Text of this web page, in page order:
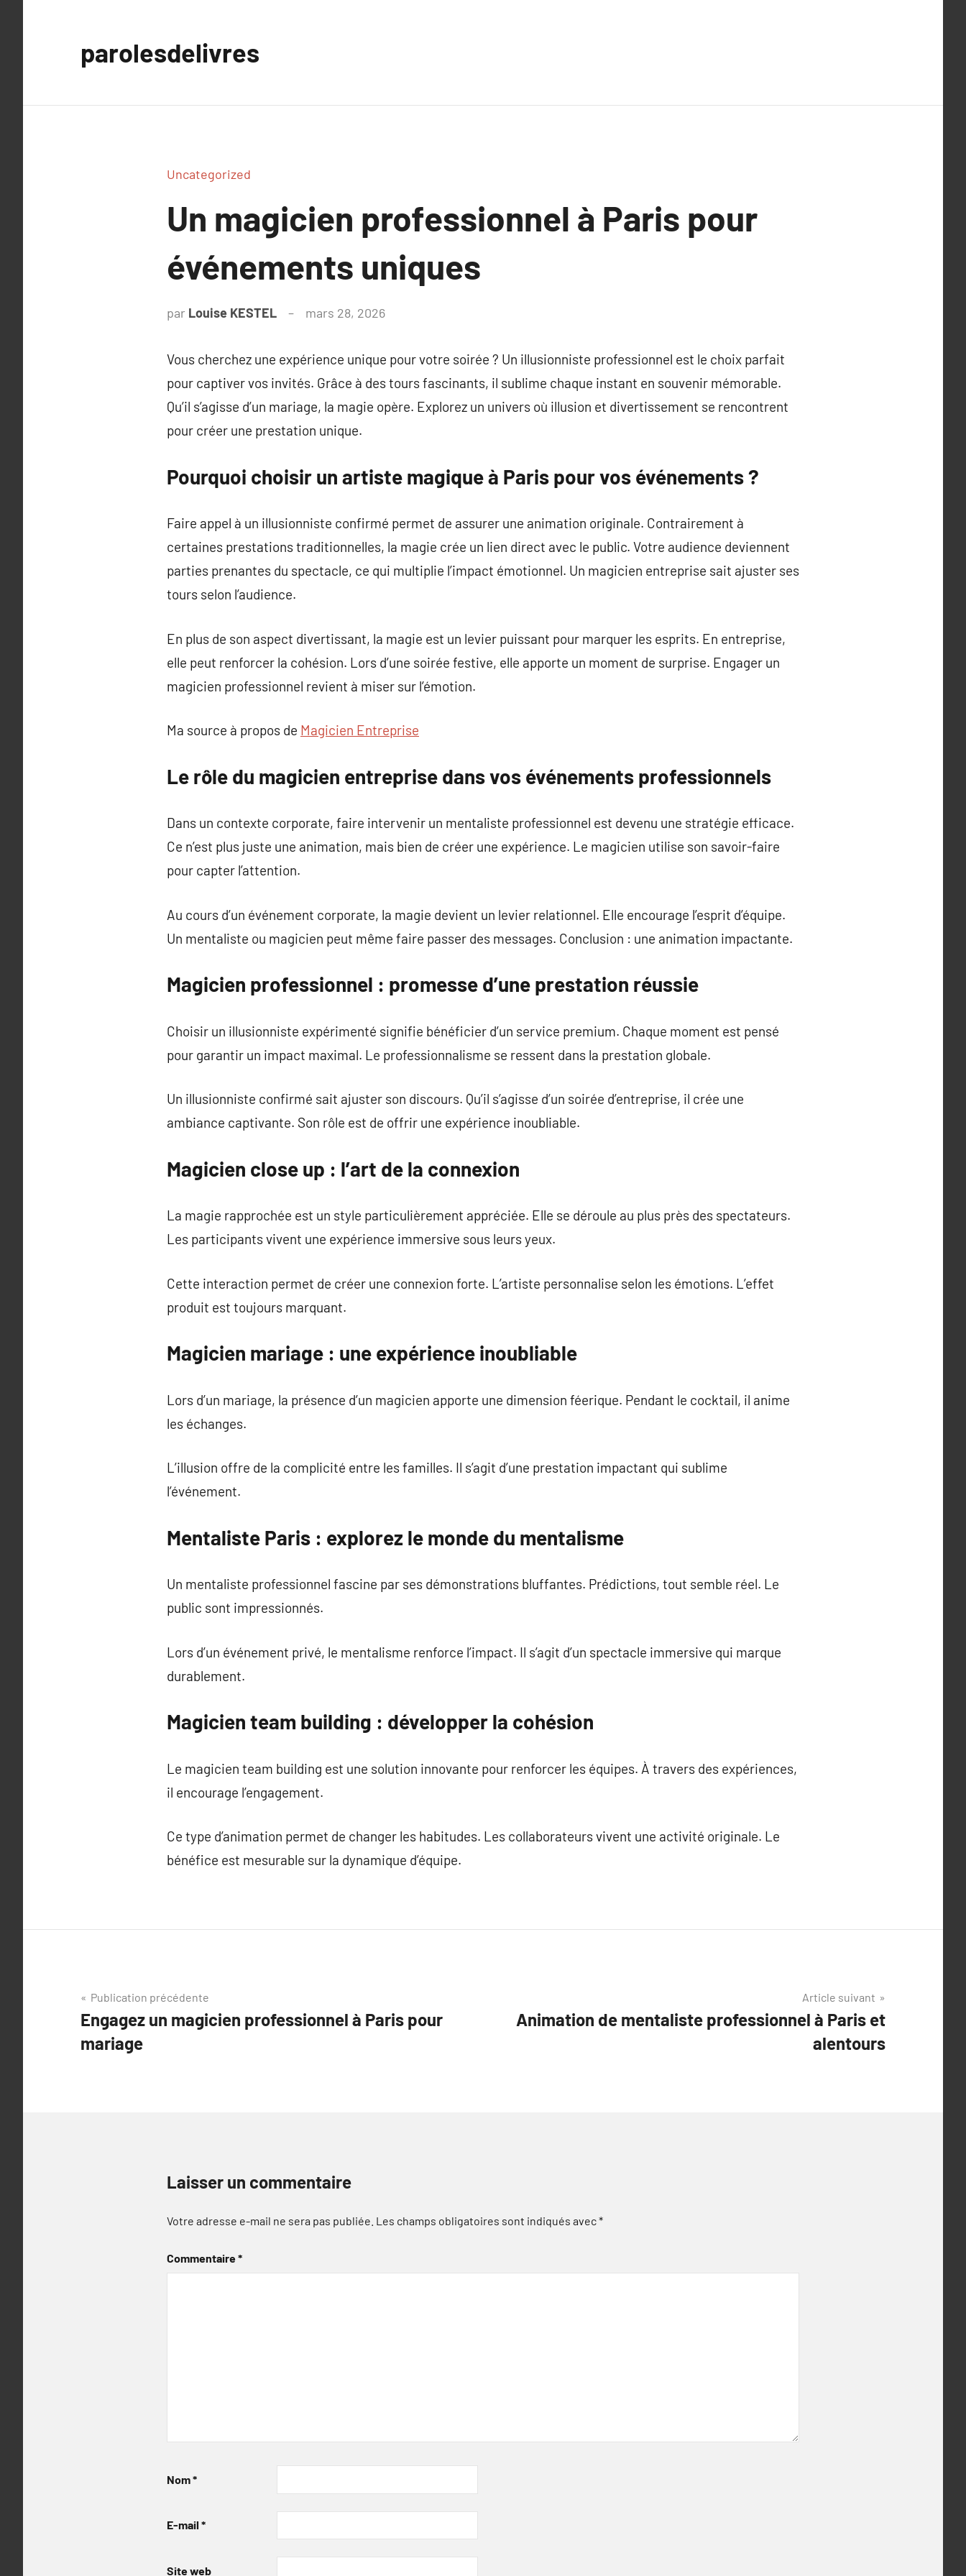
parolesdelivres
Uncategorized
Un magicien professionnel à Paris pour
événements uniques
par Louise KESTEL mars 28, 2026
Vous cherchez une expérience unique pour votre soirée ? Un illusionniste professionnel est le choix parfait
pour captiver vos invités. Grâce à des tours fascinants, il sublime chaque instant en souvenir mémorable.
Qu’il s’agisse d’un mariage, la magie opère. Explorez un univers où illusion et divertissement se rencontrent
pour créer une prestation unique.
Pourquoi choisir un artiste magique à Paris pour vos événements ?
Faire appel à un illusionniste confirmé permet de assurer une animation originale. Contrairement à
certaines prestations traditionnelles, la magie crée un lien direct avec le public. Votre audience deviennent
parties prenantes du spectacle, ce qui multiplie l’impact émotionnel. Un magicien entreprise sait ajuster ses
tours selon l’audience.
En plus de son aspect divertissant, la magie est un levier puissant pour marquer les esprits. En entreprise,
elle peut renforcer la cohésion. Lors d’une soirée festive, elle apporte un moment de surprise. Engager un
magicien professionnel revient à miser sur l’émotion.
Ma source à propos de Magicien Entreprise
Le rôle du magicien entreprise dans vos événements professionnels
Dans un contexte corporate, faire intervenir un mentaliste professionnel est devenu une stratégie efficace.
Ce n’est plus juste une animation, mais bien de créer une expérience. Le magicien utilise son savoir-faire
pour capter l’attention.
Au cours d’un événement corporate, la magie devient un levier relationnel. Elle encourage l’esprit d’équipe.
Un mentaliste ou magicien peut même faire passer des messages. Conclusion : une animation impactante.
Magicien professionnel : promesse d’une prestation réussie
Choisir un illusionniste expérimenté signifie bénéficier d’un service premium. Chaque moment est pensé
pour garantir un impact maximal. Le professionnalisme se ressent dans la prestation globale.
Un illusionniste confirmé sait ajuster son discours. Qu’il s’agisse d’un soirée d’entreprise, il crée une
ambiance captivante. Son rôle est de offrir une expérience inoubliable.
Magicien close up : l’art de la connexion
La magie rapprochée est un style particulièrement appréciée. Elle se déroule au plus près des spectateurs.
Les participants vivent une expérience immersive sous leurs yeux.
Cette interaction permet de créer une connexion forte. L’artiste personnalise selon les émotions. L’effet
produit est toujours marquant.
Magicien mariage : une expérience inoubliable
Lors d’un mariage, la présence d’un magicien apporte une dimension féerique. Pendant le cocktail, il anime
les échanges.
L’illusion offre de la complicité entre les familles. Il s’agit d’une prestation impactant qui sublime
l’événement.
Mentaliste Paris : explorez le monde du mentalisme
Un mentaliste professionnel fascine par ses démonstrations bluffantes. Prédictions, tout semble réel. Le
public sont impressionnés.
Lors d’un événement privé, le mentalisme renforce l’impact. Il s’agit d’un spectacle immersive qui marque
durablement.
Magicien team building : développer la cohésion
Le magicien team building est une solution innovante pour renforcer les équipes. À travers des expériences,
il encourage l’engagement.
Ce type d’animation permet de changer les habitudes. Les collaborateurs vivent une activité originale. Le
bénéfice est mesurable sur la dynamique d’équipe.
Navigation
de
l’article
Publication précédente
Engagez un magicien professionnel à Paris pour
mariage
Article suivant
Animation de mentaliste professionnel à Paris et
alentours
Laisser un commentaire
Votre adresse e-mail ne sera pas publiée. Les champs obligatoires sont indiqués avec*
Commentaire*
Nom*
E-mail *
Site web